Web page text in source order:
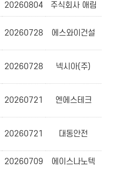
20260804 주식회사 애림
20260728 에스와이건설
20260728 넥시아(주)
20260721 엔에스테크
20260721 대동안전
20260709 에이스나노텍